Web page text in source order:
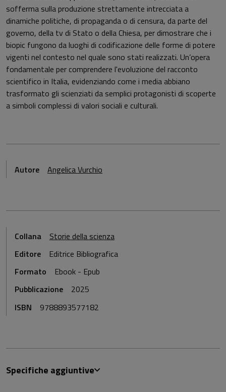
sofferma sulla produzione strettamente intrecciata a
dinamiche politiche, di propaganda o di censura, da parte del
governo, della tv di Stato o della Chiesa, per dimostrare che i
biopic fungono da luoghi di codificazione delle forme di potere
vigenti nel contesto nel quale sono stati realizzati. Un’opera
fondamentale per comprendere l'evoluzione del racconto
scientifico in Italia, evidenziando come i media abbiano
trasformato gli scienziati da semplici protagonisti di scoperte
a simboli complessi di valori sociali e culturali.
Autore Angelica Vurchio
Collana
Storie della scienza
Editore
Editrice Bibliografica
Formato
Ebook - Epub
Pubblicazione
2025
ISBN
9788893577182
Specifiche aggiuntive